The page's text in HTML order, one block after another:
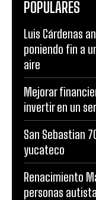
POPULARES
Luis Cárdenas
poniendo fin a
aire
Mejorar
invertir en un
San Sebastian
yucateco
Renacimiento
personas